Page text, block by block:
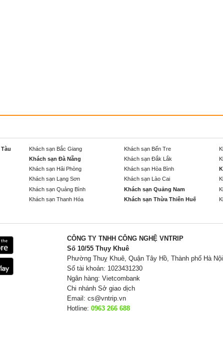
Khách sạn Bắc Giang Khách sạn Bến Tre
Khách sạn Đà Nẵng Khách sạn Đắk Lắk
Khách sạn Hải Phòng Khách sạn Hòa Bình
Khách sạn Lạng Sơn Khách sạn Lào Cai
Khách sạn Quảng Bình Khách sạn Quảng Nam
Khách sạn Thanh Hóa Khách sạn Thừa Thiên Huế
CÔNG TY TNHH CÔNG NGHỆ VNTRIP
Số 10/55 Thụy Khuê
Phường Thuỵ Khuê, Quận Tây Hồ, Thành phố Hà Nội
Số tài khoản: 1023431230
Ngân hàng: Vietcombank
Chi nhánh Sở giao dịch
Email: cs@vntrip.vn
Hotline: 0963 266 688